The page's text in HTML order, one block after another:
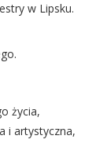
w Lipsku.
życia,
i artystyczna,